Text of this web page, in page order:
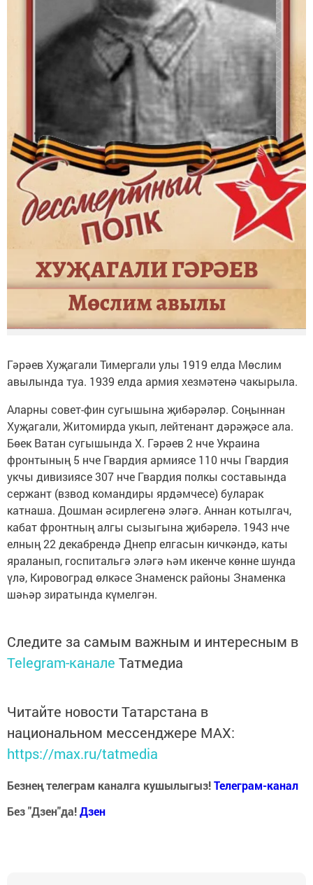
Гәрәев Хуҗагали Тимергали улы 1919 елда Мөслим
авылында туа. 1939 елда армия хезмәтенә чакырыла.
Аларны совет-фин сугышына җибәрәләр. Соңыннан
Хуҗагали, Житомирда укып, лейтенант дәрәҗәсе ала.
Бөек Ватан сугышында Х. Гәрәев 2 нче Украина
фронтының 5 нче Гвардия армиясе 110 нчы Гвардия
укчы дивизиясе 307 нче Гвардия полкы составында
сержант (взвод командиры ярдәмчесе) буларак
катнаша. Дошман әсирлегенә эләгә. Аннан котылгач,
кабат фронтның алгы сызыгына җибәрелә. 1943 нче
елның 22 декабрендә Днепр елгасын кичкәндә, каты
яраланып, госпитальгә эләгә һәм икенче көнне шунда
үлә, Кировоград өлкәсе Знаменск районы Знаменка
шәһәр зиратында күмелгән.
Следите за самым важным и интересным в
Telegram-канале Татмедиа
Читайте новости Татарстана в
национальном мессенджере MАХ:
https://max.ru/tatmedia
Безнең телеграм каналга кушылыгыз!Телеграм-канал
Без "Дзен"да!Дзен